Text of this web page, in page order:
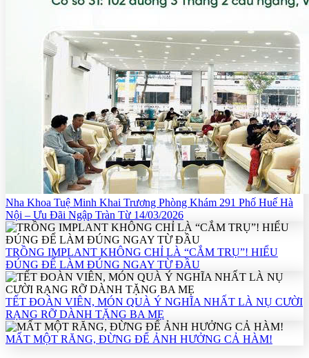
Nha Khoa Tuệ Minh Khai Trương Phòng Khám 291 Phố Huế Hà
Nội – Ưu Đãi Ngập Tràn Từ 14/03/2026
TRỒNG IMPLANT KHÔNG CHỈ LÀ “CẮM TRỤ”! HIỂU
ĐÚNG ĐỂ LÀM ĐÚNG NGAY TỪ ĐẦU
TẾT ĐOÀN VIÊN, MÓN QUÀ Ý NGHĨA NHẤT LÀ NỤ CƯỜI
RẠNG RỠ DÀNH TẶNG BA MẸ
MẤT MỘT RĂNG, ĐỪNG ĐỂ ẢNH HƯỞNG CẢ HÀM!